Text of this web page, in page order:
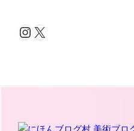
ブ
Instagram
X